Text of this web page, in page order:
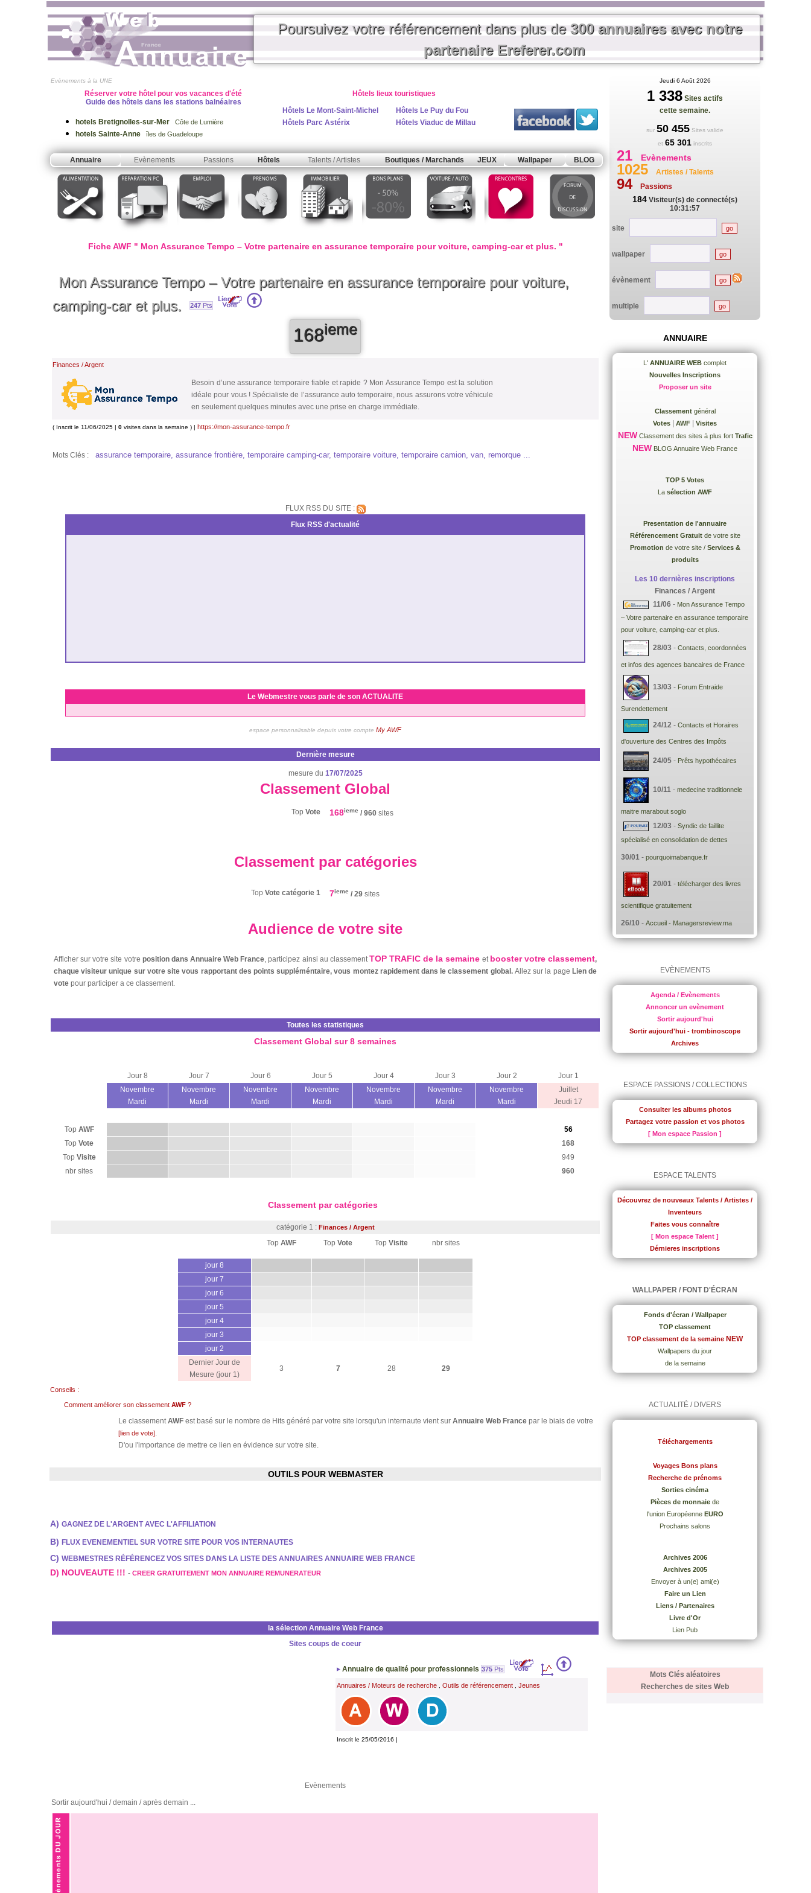
Poursuivez votre référencement dans plus de300 annuaires avec notre
partenaire Ereferer.com
Evènements à la UNE
Réserver votre hôtel pour vos vacances d'été
Guide des hôtels dans les stations balnéaires
hotels Bretignolles-sur-Mer Côte de Lumière
hotels Sainte-Anne îles de Guadeloupe
Hôtels lieux touristiques
Hôtels Le Mont-Saint-Michel
Hôtels Le Puy du Fou
Hôtels Parc Astérix
Hôtels Viaduc de Millau
Annuaire Evènements Passions Hôtels Talents / Artistes Boutiques / Marchands JEUX Wallpaper BLOG
Fiche AWF " Mon Assurance Tempo – Votre partenaire en assurance temporaire pour voiture, camping-car et plus. "
Mon Assurance Tempo – Votre partenaire en assurance temporaire pour voiture,
camping-car et plus.
247 Pts
168ieme
Finances / Argent
Besoin d’une assurance temporaire fiable et rapide ? Mon Assurance Tempo est la solution
idéale pour vous ! Spécialiste de l’assurance auto temporaire, nous assurons votre véhicule
en seulement quelques minutes avec une prise en charge immédiate.
( Inscrit le 11/06/2025 | 0 visites dans la semaine ) | https://mon-assurance-tempo.fr
Mots Clés : assurance temporaire, assurance frontière, temporaire camping-car, temporaire voiture, temporaire camion, van, remorque ...
FLUX RSS DU SITE :
Flux RSS d'actualité
Le Webmestre vous parle de son ACTUALITE
espace personnalisable depuis votre compte My AWF
Dernière mesure
mesure du 17/07/2025
Classement Global
Top Vote 168ieme / 960 sites
Classement par catégories
Top Vote catégorie 1 7ieme / 29 sites
Audience de votre site
Afficher sur votre site votre position dans Annuaire Web France, participez ainsi au classementTOP TRAFIC de la semaine et booster votre classement,
chaque visiteur unique sur votre site vous rapportant des points suppléméntaire, vous montez rapidement dans le classement global. Allez sur la page Lien de
vote pour participer a ce classement.
Toutes les statistiques
Classement Global sur 8 semaines
Jour 8 Jour 7 Jour 6 Jour 5 Jour 4 Jour 3 Jour 2
Jour 1
Novembre
Mardi
Novembre
Mardi
Novembre
Mardi
Novembre
Mardi
Novembre
Mardi
Novembre
Mardi
Novembre
Mardi
Juillet
Jeudi 17
Top AWF
56
Top Vote
168
Top Visite
949
nbr sites
960
Classement par catégories
catégorie 1 : Finances / Argent
Top AWF Top Vote Top Visite nbr sites
jour 8
jour 7
jour 6
jour 5
jour 4
jour 3
jour 2
Dernier Jour de
Mesure (jour 1)
3 7 28 29
Conseils :
Comment améliorer son classement AWF ?
Le classementAWF est basé sur le nombre de Hits généré par votre site lorsqu'un internaute vient sur Annuaire Web France par le biais de votre
[lien de vote].
D'ou l'importance de mettre ce lien en évidence sur votre site.
OUTILS POUR WEBMASTER
A) GAGNEZ DE L'ARGENT AVEC L'AFFILIATION
B) FLUX EVENEMENTIEL SUR VOTRE SITE POUR VOS INTERNAUTES
C) WEBMESTRES RÉFÉRENCEZ VOS SITES DANS LA LISTE DES ANNUAIRES ANNUAIRE WEB FRANCE
D) NOUVEAUTE !!! - CREER GRATUITEMENT MON ANNUAIRE REMUNERATEUR
la sélection Annuaire Web France
Sites coups de coeur
Annuaire de qualité pour professionnels 375Pts
Annuaires / Moteurs de recherche, Outils de référencement, Jeunes
Inscrit le 25/05/2016 |
Evènements
Sortir aujourd'hui / demain / après demain ...
Jeudi 6 Août 2026
1 338 Sites actifs
cette semaine.
sur 50 455 Sites valide
et 65 301 inscrits
21 Evènements
1025 Artistes / Talents
94 Passions
184 Visiteur(s) de connecté(s)
10:31:57
site
wallpaper
évènement
multiple
ANNUAIRE
L' ANNUAIRE WEB complet
Nouvelles Inscriptions
Proposer un site
Classementgénéral
Votes
AWF Visites
NEWClassement des sites à plus fort Trafic
NEW BLOG Annuaire Web France
TOP 5 Votes
La sélection AWF
Presentation de l'annuaire
Référencement Gratuitde votre site
Promotion de votre site / Services &
produits
Les 10 dernières inscriptions
Finances / Argent
11/06 - Mon Assurance Tempo
– Votre partenaire en assurance temporaire
pour voiture, camping-car et plus.
28/03 - Contacts, coordonnées
et infos des agences bancaires de France
13/03 - Forum Entraide
Surendettement
24/12 - Contacts et Horaires
d'ouverture des Centres des Impôts
24/05 - Prêts hypothécaires
10/11 - medecine traditionnele
maitre marabout soglo
12/03 - Syndic de faillite
spécialisé en consolidation de dettes
30/01 - pourquoimabanque.fr
20/01 - télécharger des livres
scientifique gratuitement
26/10 - Accueil - Managersreview.ma
EVÈNEMENTS
Agenda / Evènements
Annoncer un evènement
Sortir aujourd'hui
Sortir aujourd'hui - trombinoscope
Archives
ESPACE PASSIONS / COLLECTIONS
Consulter les albums photos
Partagez votre passion et vos photos
[ Mon espace Passion ]
ESPACE TALENTS
Découvrez de nouveaux Talents / Artistes /
Inventeurs
Faites vous connaître
[ Mon espace Talent ]
Dérnieres inscriptions
WALLPAPER / FONT D'ÉCRAN
Fonds d'écran / Wallpaper
TOP classement
TOP classement de la semaine NEW
Wallpapers du jour
de la semaine
ACTUALITÉ / DIVERS
Téléchargements
Voyages Bons plans
Recherche de prénoms
Sorties cinéma
Pièces de monnaie de
l'union Européenne EURO
Prochains salons
Archives 2006
Archives 2005
Envoyer à un(e) ami(e)
Faire un Lien
Liens / Partenaires
Livre d'Or
Lien Pub
Mots Clés aléatoires
Recherches de sites Web